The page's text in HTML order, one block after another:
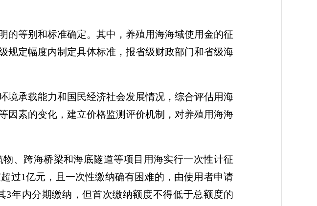
的等别和标准确定。其中，养殖用海海域使用金的征
规定幅度内制定具体标准，报省级财政部门和省级海
境承载能力和国民经济社会发展情况，综合评估用海
因素的变化，建立价格监测评价机制，对养殖用海海
、跨海桥梁和海底隧道等项目用海实行一次性计征
过1亿元，且一次性缴纳确有困难的，由使用者申请
年内分期缴纳，但首次缴纳额度不得低于总额度的